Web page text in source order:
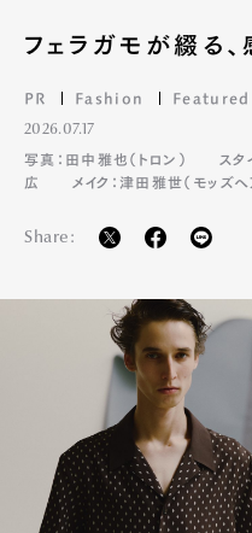
Pen
フェラガモが綴る
PR Fashion Featured
2026.07.17
写真：田中雅也（トロン）
スタ
広
メイク：津田雅世（モッズヘ
Share: